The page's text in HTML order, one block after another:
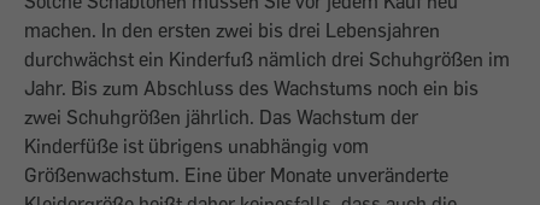
machen. In den ersten zwei bis drei Lebensjahren
durchwächst ein Kinderfuß nämlich drei Schuhgrößen im
Jahr. Bis zum Abschluss des Wachstums noch ein bis
zwei Schuhgrößen jährlich. Das Wachstum der
Kinderfüße ist übrigens unabhängig vom
Größenwachstum. Eine über Monate unveränderte